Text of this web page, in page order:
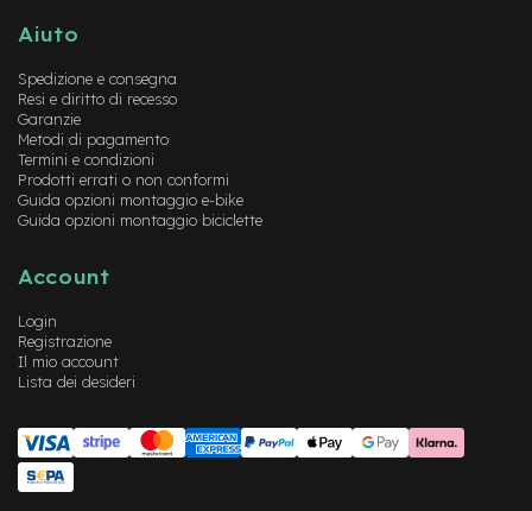
M
B
U
s
a
t
o
e
C
i
y
B
i
U
s
a
Aiuto
Spedizione e consegna
Resi e diritto di recesso
Garanzie
Metodi di pagamento
Termini e condizioni
Prodotti errati o non conformi
Guida opzioni montaggio e-bike
Guida opzioni montaggio biciclette
Account
Login
Registrazione
Il mio account
Lista dei desideri